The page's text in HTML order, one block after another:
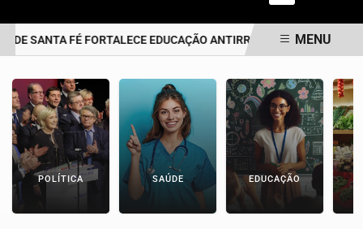
DE SANTA FÉ FORTALECE EDUCAÇÃO ANTIRRACISTA DESDE A
MENU
POLÍTICA SAÚDE EDUCAÇÃO